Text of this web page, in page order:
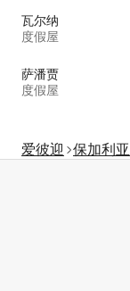
瓦尔纳
度假屋
萨潘贾
度假屋
爱彼迎 保加利亚